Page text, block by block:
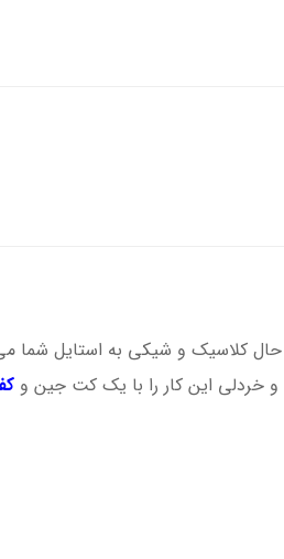
کلاسیک و شیکی به استایل شما می
خردلی این کار را با یک کت جین و